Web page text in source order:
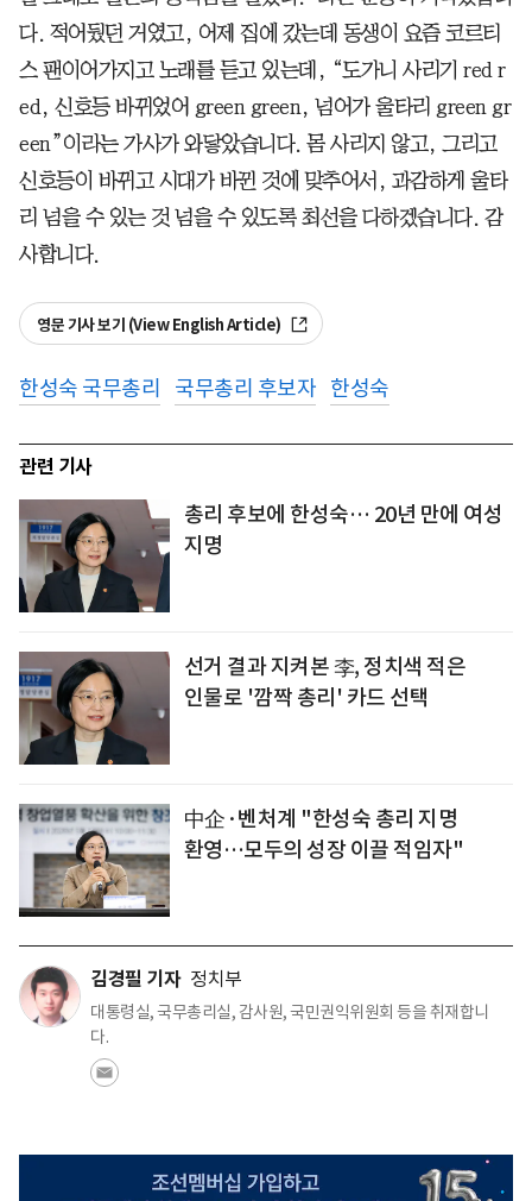
다. 적어뒀던 거였고, 어제 집에 갔는데 동생이 요즘 코르티
스 팬이어가지고 노래를 듣고 있는데, “도가니 사리기 red r
ed, 신호등 바뀌었어 green green, 넘어가 울타리 green gr
een”이라는 가사가 와닿았습니다. 몸 사리지 않고, 그리고
신호등이 바뀌고 시대가 바뀐 것에 맞추어서, 과감하게 울타
리 넘을 수 있는 것 넘을 수 있도록 최선을 다하겠습니다. 감
사합니다.
영문 기사 보기 (View English Article)
한성숙 국무총리 국무총리 후보자 한성숙
관련 기사
총리 후보에 한성숙… 20년 만에 여성
지명
선거 결과 지켜본 李, 정치색 적은
인물로 '깜짝 총리' 카드 선택
中企·벤처계 "한성숙 총리 지명
환영…모두의 성장 이끌 적임자"
김경필 기자 정치부
대통령실, 국무총리실, 감사원, 국민권익위원회 등을 취재합니
다.